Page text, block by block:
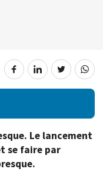
Le lancement
se faire par